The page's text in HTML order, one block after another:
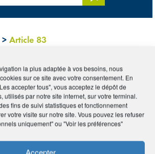
la plus adaptée à vos besoins, nous
sur ce site avec votre consentement. En
accepter tous", vous acceptez le dépôt de
utilisés par notre site internet, sur votre terminal.
fins de suivi statistiques et fonctionnement
votre visite sur notre site. Vous pouvez les refuser
uniquement" ou "Voir les préférences"
> Article 83
B C D E F G H
N O P Q R S T
U
Z
83